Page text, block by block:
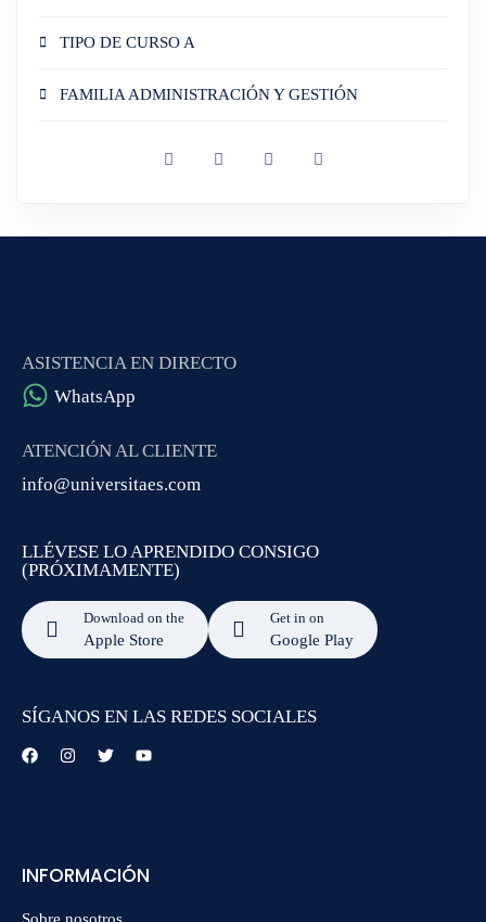
TIPO DE CURSO A
FAMILIA ADMINISTRACIÓN Y GESTIÓN
INFORMACIÓN
Sobre nosotros
ASISTENCIA EN DIRECTO
WhatsApp
ATENCIÓN AL CLIENTE
info@universitaes.com
LLÉVESE LO APRENDIDO CONSIGO
(PRÓXIMAMENTE)
Download on the
Apple Store
Get in on
Google Play
SÍGANOS EN LAS REDES SOCIALES